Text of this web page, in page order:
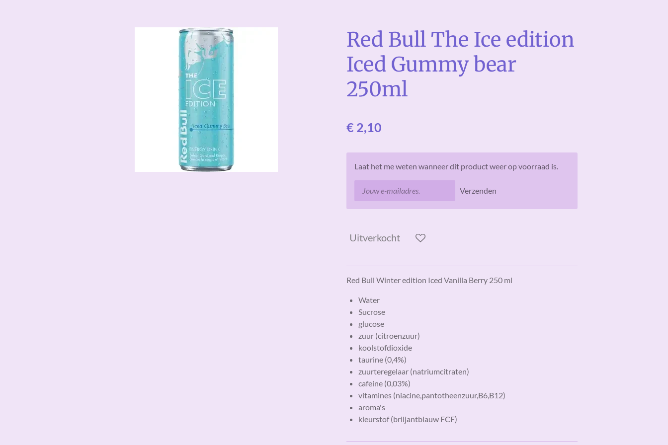
Red Bull The Ice edition
Iced Gummy bear
250ml
€ 2,10
Laat het me weten wanneer dit product weer op voorraad is.
Verzenden
Uitverkocht
Red Bull Winter edition Iced Vanilla Berry 250 ml
Water
Sucrose
glucose
zuur (citroenzuur)
koolstofdioxide
taurine (0,4%)
zuurteregelaar (natriumcitraten)
cafeine (0,03%)
vitamines (niacine,pantotheenzuur,B6,B12)
aroma's
kleurstof (briljantblauw FCF)